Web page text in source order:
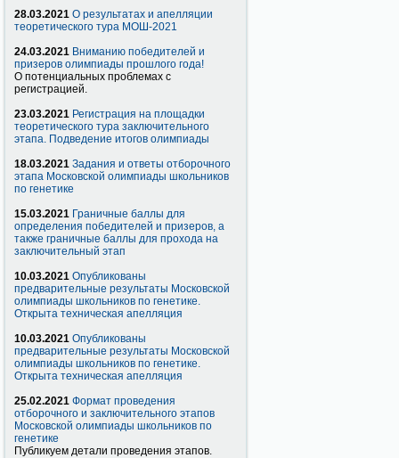
28.03.2021 О результатах и апелляции
теоретического тура МОШ-2021
24.03.2021 Вниманию победителей и
призеров олимпиады прошлого года!
О потенциальных проблемах с
регистрацией.
23.03.2021 Регистрация на площадки
теоретического тура заключительного
этапа. Подведение итогов олимпиады
18.03.2021 Задания и ответы отборочного
этапа Московской олимпиады школьников
по генетике
15.03.2021 Граничные баллы для
определения победителей и призеров, а
также граничные баллы для прохода на
заключительный этап
10.03.2021 Опубликованы
предварительные результаты Московской
олимпиады школьников по генетике.
Открыта техническая апелляция
10.03.2021 Опубликованы
предварительные результаты Московской
олимпиады школьников по генетике.
Открыта техническая апелляция
25.02.2021 Формат проведения
отборочного и заключительного этапов
Московской олимпиады школьников по
генетике
Публикуем детали проведения этапов.